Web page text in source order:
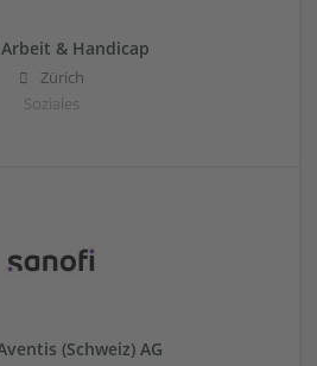
& Handicap
Zürich
Soziales
(Schweiz) AG